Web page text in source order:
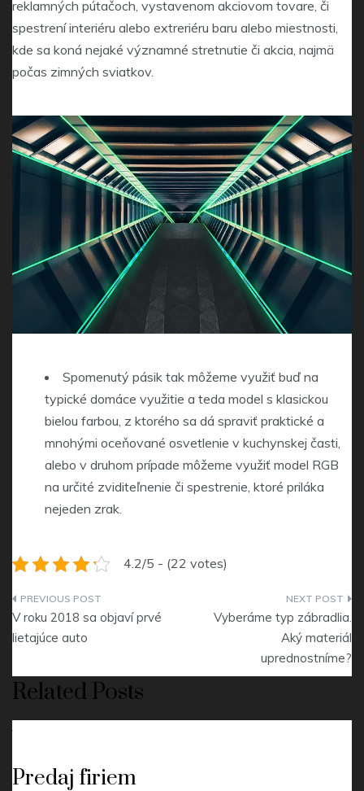
reklamných pútačoch, vystavenom akciovom tovare, či
spestrení interiéru alebo extreriéru baru alebo miestnosti,
kde sa koná nejaké významné stretnutie či akcia, najmä
počas zimných sviatkov.
Spomenutý pásik tak môžeme využiť buď na
typické domáce využitie a teda model s klasickou
bielou farbou, z ktorého sa dá spraviť praktické a
mnohými oceňované osvetlenie v kuchynskej časti,
alebo v druhom prípade môžeme využiť model RGB
na určité zviditeľnenie či spestrenie, ktoré priláka
nejeden zrak.
4.2/5 - (22 votes)
Navigace
pro
příspěvek
V roku 2018 sa objaví prvé
lietajúce auto
Vyberáme typ zábradlia.
Aký materiál
uprednostníme?
Related Posts
Predaj firiem